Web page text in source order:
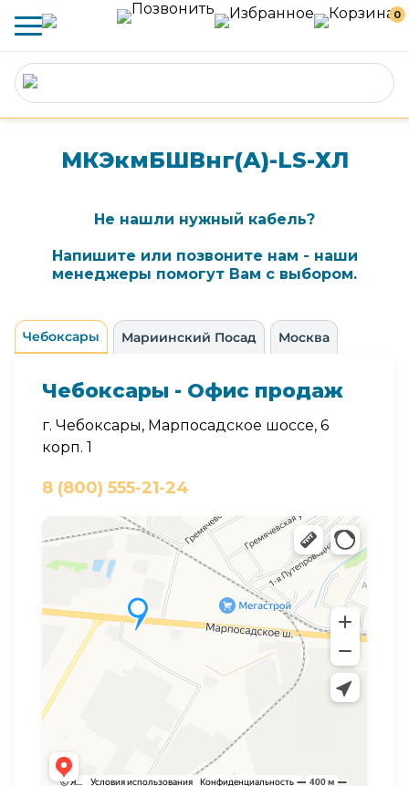
0
МКЭкмБШВнг(А)-LS-ХЛ
Не нашли нужный кабель?
Напишите или позвоните нам - наши
менеджеры помогут Вам с выбором.
Чебоксары Мариинский Посад Москва
Чебоксары - Офис продаж
г. Чебоксары, Марпосадское шоссе, 6
корп. 1
8 (800) 555-21-24